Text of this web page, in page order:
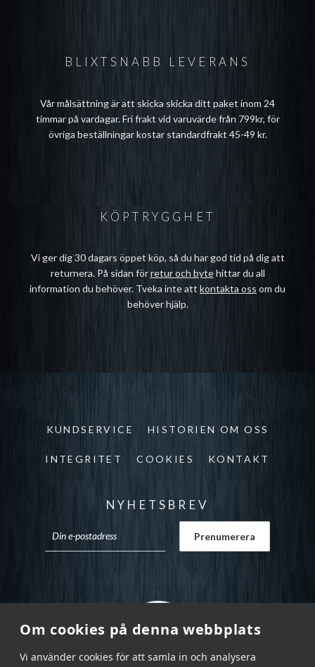
Om cookies på denna webbplats
Vi använder cookies för att samla in och analysera
BLIXTSNABB LEVERANS
Vår målsättning är att skicka skicka ditt paket inom 24
timmar på vardagar. Fri frakt vid varuvärde från 799kr, för
övriga beställningar kostar standardfrakt 45-49 kr.
KÖPTRYGGHET
Vi ger dig 30 dagars öppet köp, så du har god tid på dig att
returnera. På sidan förretur och bytehittar du all
information du behöver. Tveka inte att kontakta oss om du
behöver hjälp.
KUNDSERVICE HISTORIEN OM OSS
INTEGRITET COOKIES KONTAKT
NYHETSBREV